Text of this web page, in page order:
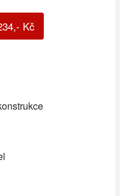
,- Kč